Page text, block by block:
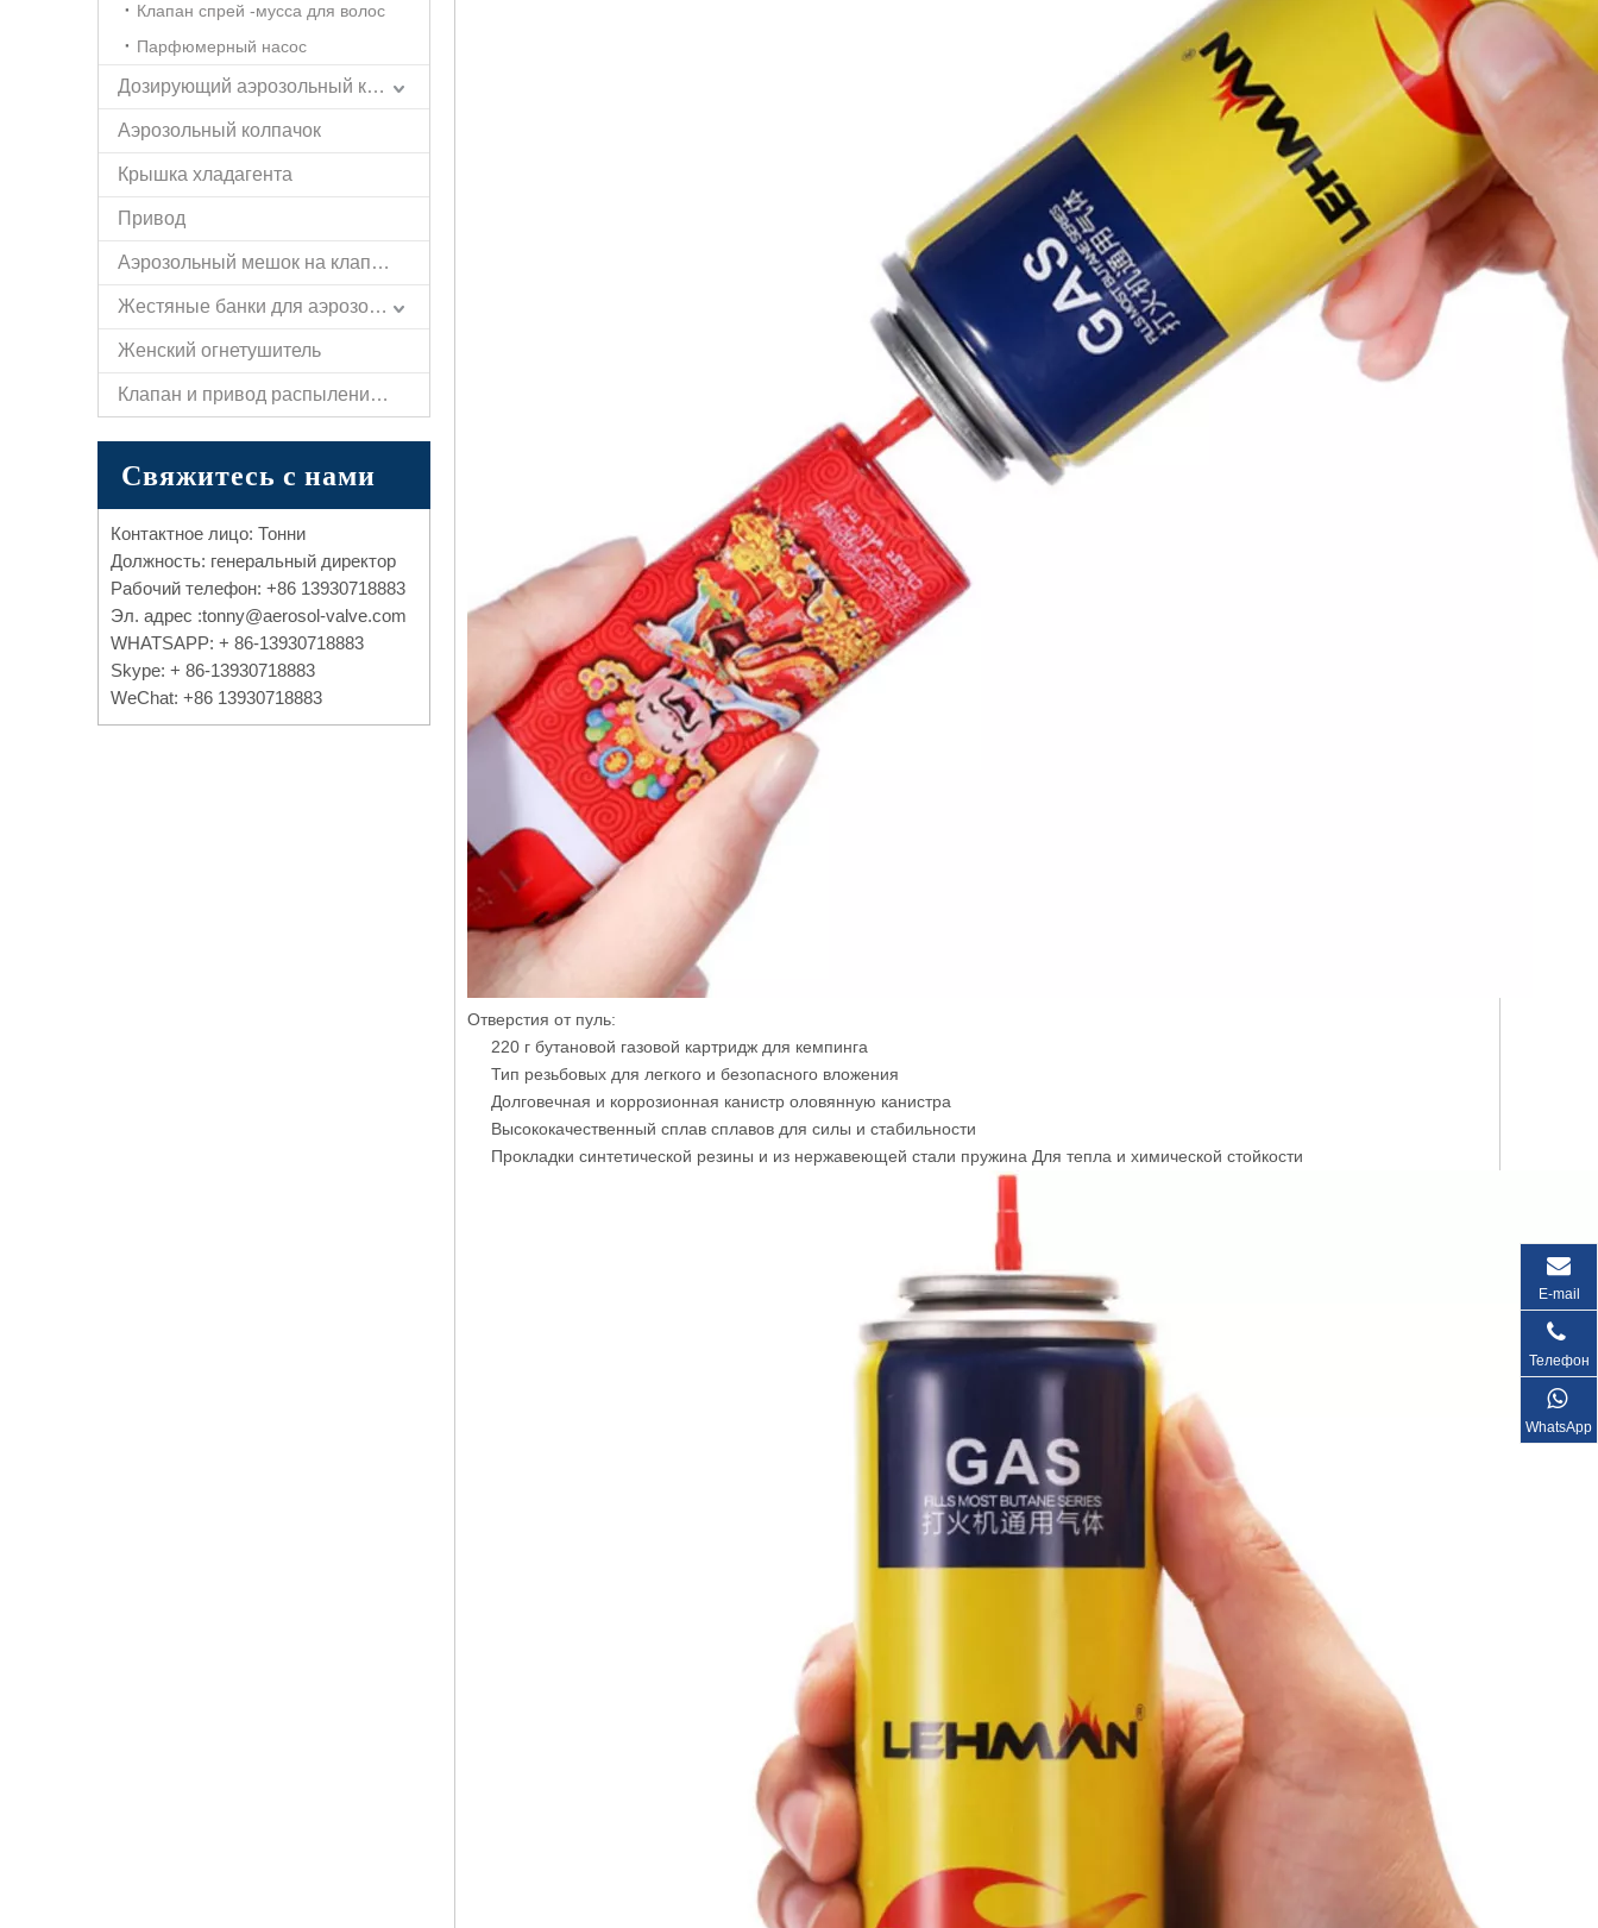
Клапан спрей -мусса для волос
Парфюмерный насос
Дозирующий аэрозольный клапан
Аэрозольный колпачок
Крышка хладагента
Привод
Аэрозольный мешок на клапане
Жестяные банки для аэрозолей
Женский огнетушитель
Клапан и привод распыления бумаги самообороны
Свяжитесь с нами
Контактное лицо: Тонни
Должность: генеральный директор
Рабочий телефон: +86 13930718883
Эл. адрес :tonny@aerosol-valve.com
WHATSAPP: + 86-13930718883
Skype: + 86-13930718883
WeChat: +86 13930718883
Отверстия от пуль:
220 г бутановой газовой картридж для кемпинга
Тип резьбовых для легкого и безопасного вложения
Долговечная и коррозионная канистр оловянную канистра
Высококачественный сплав сплавов для силы и стабильности
Прокладки синтетической резины и из нержавеющей стали пружина Для тепла и химической стойкости
E-mail
Телефон
WhatsApp